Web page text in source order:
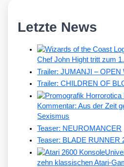
Letzte News
Chef John Hight tritt zum
Trailer: JUMANJI – OPEN
Trailer: CHILDREN OF
Kommentar: Aus der Zeit
Sexismus
Teaser: NEUROMANCER
Teaser: BLADE RUNNER
zehn klassischen Atari-